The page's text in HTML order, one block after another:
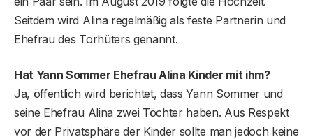
Seitdem wird Alina regelmäßig als feste Partnerin und
Ehefrau des Torhüters genannt.
Hat Yann Sommer Ehefrau Alina Kinder mit ihm?
Ja, öffentlich wird berichtet, dass Yann Sommer und
seine Ehefrau Alina zwei Töchter haben. Aus Respekt
vor der Privatsphäre der Kinder sollte man jedoch keine